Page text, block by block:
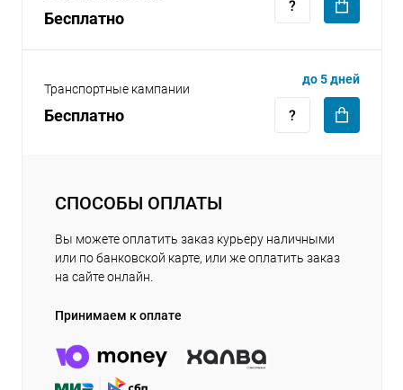
Бесплатно
Транспортные кампании
Бесплатно
до 5 дней
СПОСОБЫ ОПЛАТЫ
Вы можете оплатить заказ курьеру наличными
или по банковской карте, или же оплатить заказ
на сайте онлайн.
Принимаем к оплате